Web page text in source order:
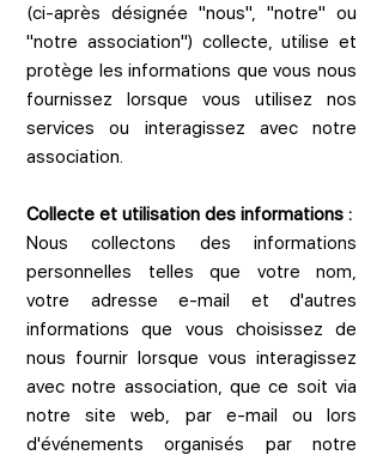
(ci-après désignée "nous", "notre" ou
"notre association") collecte, utilise et
protège les informations que vous nous
fournissez lorsque vous utilisez nos
services ou interagissez avec notre
association.
Collecte et utilisation des informations :
Nous collectons des informations
personnelles telles que votre nom,
votre adresse e-mail et d'autres
informations que vous choisissez de
nous fournir lorsque vous interagissez
avec notre association, que ce soit via
notre site web, par e-mail ou lors
d'événements organisés par notre